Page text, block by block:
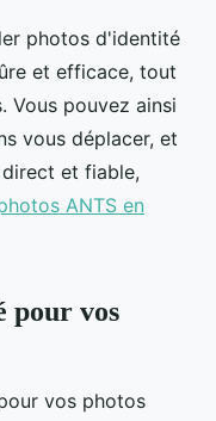
photos d'identité
et efficace, tout
Vous pouvez ainsi
vous déplacer, et
et fiable,
ANTS en
pour vos
vos photos